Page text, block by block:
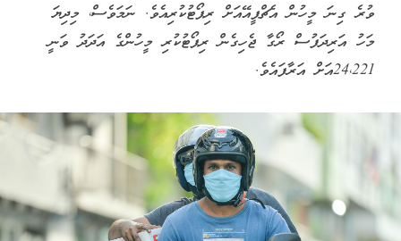
ވުރެ ގިނަ މީހުން އެޗްޕީއޭއަށް ރިޕޯޓުކުރިއެވެ. ނަމަވެސް، މިދިޔަ
މަހު އަރިދަފުސް ރޯގާ ޖެހިގެން ރިޕޯޓުކުރި މީހުންގެ އަދަދު ވަނީ
24،221އަށް އަރާފައެވެ.